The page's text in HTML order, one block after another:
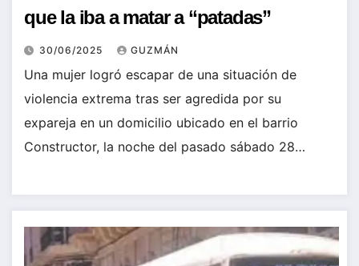
que la iba a matar a “patadas”
30/06/2025 GUZMÁN
Una mujer logró escapar de una situación de
violencia extrema tras ser agredida por su
expareja en un domicilio ubicado en el barrio
Constructor, la noche del pasado sábado 28…